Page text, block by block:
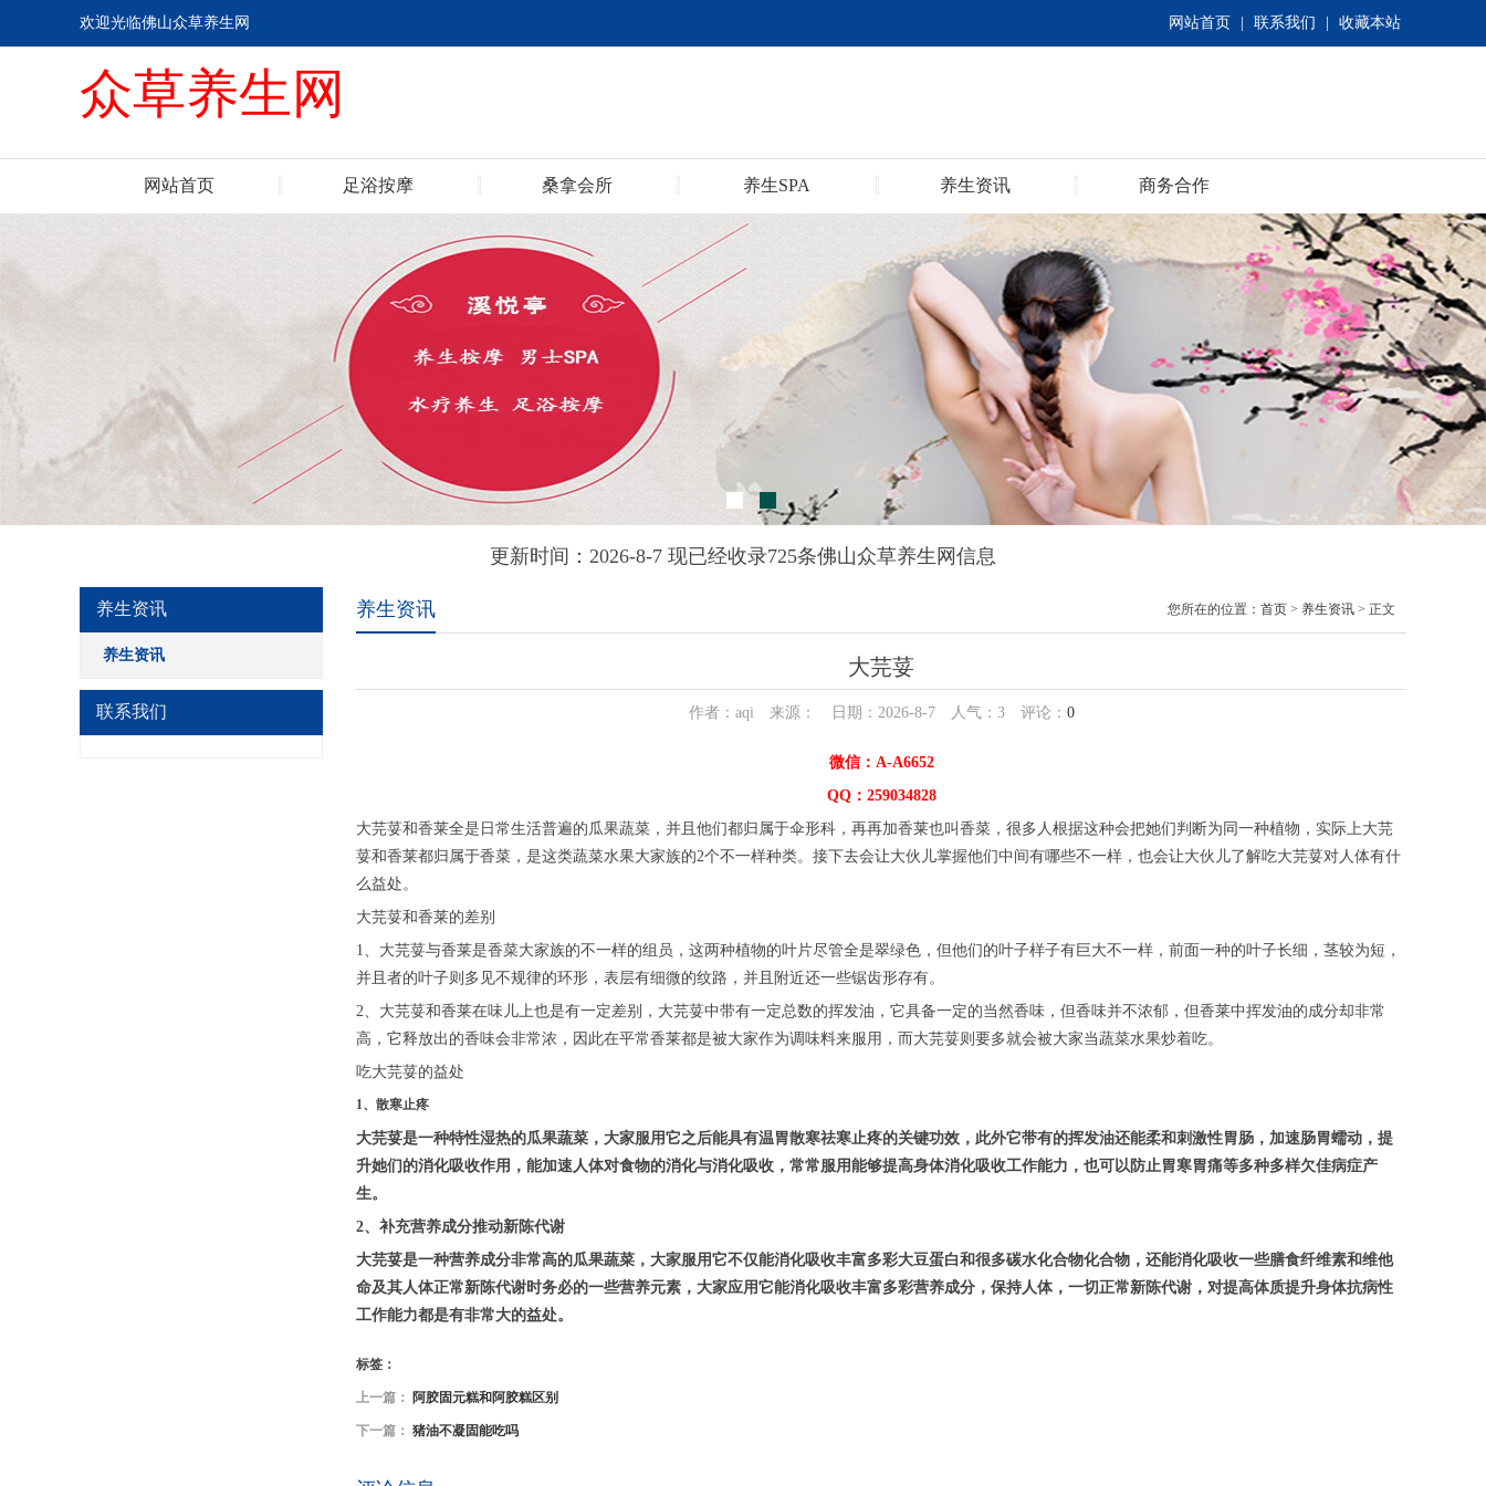
网站首页 联系我们 收藏本站
欢迎光临佛山众草养生网
众草养生网
网站首页 足浴按摩 桑拿会所 养生SPA 养生资讯 商务合作
更新时间：2026-8-7 现已经收录725条佛山众草养生网信息
养生资讯
养生资讯
联系我们
养生资讯 您所在的位置： 首页 > 养生资讯 > 正文
大芫荽
作者：aqi 来源： 日期：2026-8-7 人气： 3评论： 0
微信：A-A6652
QQ：259034828
大芫荽和香莱全是日常生活普遍的瓜果蔬菜，并且他们都归属于伞形科，再再加香莱也叫香菜，很多人根据这种会把她们判断为同一种植物，实际上大芫
荽和香莱都归属于香菜，是这类蔬菜水果大家族的2个不一样种类。接下去会让大伙儿掌握他们中间有哪些不一样，也会让大伙儿了解吃大芫荽对人体有什
么益处。
大芫荽和香莱的差别
1、大芫荽与香莱是香菜大家族的不一样的组员，这两种植物的叶片尽管全是翠绿色，但他们的叶子样子有巨大不一样，前面一种的叶子长细，茎较为短，
并且者的叶子则多见不规律的环形，表层有细微的纹路，并且附近还一些锯齿形存有。
2、大芫荽和香莱在味儿上也是有一定差别，大芫荽中带有一定总数的挥发油，它具备一定的当然香味，但香味并不浓郁，但香莱中挥发油的成分却非常
高，它释放出的香味会非常浓，因此在平常香莱都是被大家作为调味料来服用，而大芫荽则要多就会被大家当蔬菜水果炒着吃。
吃大芫荽的益处
1、散寒止疼
大芫荽是一种特性湿热的瓜果蔬菜，大家服用它之后能具有温胃散寒祛寒止疼的关键功效，此外它带有的挥发油还能柔和刺激性胃肠，加速肠胃蠕动，提
升她们的消化吸收作用，能加速人体对食物的消化与消化吸收，常常服用能够提高身体消化吸收工作能力，也可以防止胃寒胃痛等多种多样欠佳病症产
生。
2、补充营养成分推动新陈代谢
大芫荽是一种营养成分非常高的瓜果蔬菜，大家服用它不仅能消化吸收丰富多彩大豆蛋白和很多碳水化合物化合物，还能消化吸收一些膳食纤维素和维他
命及其人体正常新陈代谢时务必的一些营养元素，大家应用它能消化吸收丰富多彩营养成分，保持人体，一切正常新陈代谢，对提高体质提升身体抗病性
工作能力都是有非常大的益处。
标签：
上一篇： 阿胶固元糕和阿胶糕区别
下一篇： 猪油不凝固能吃吗